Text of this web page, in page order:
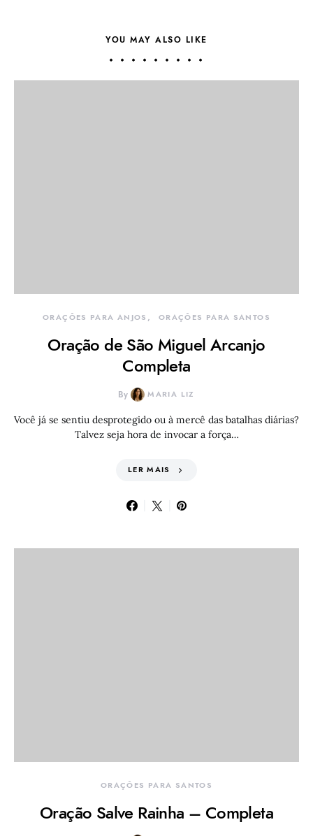
YOU MAY ALSO LIKE
ORAÇÕES PARA ANJOS ORAÇÕES PARA SANTOS
Oração de São Miguel Arcanjo
Completa
By MARIA LIZ
Você já se sentiu desprotegido ou à mercê das batalhas diárias?
Talvez seja hora de invocar a força…
LER MAIS
ORAÇÕES PARA SANTOS
Oração Salve Rainha – Completa